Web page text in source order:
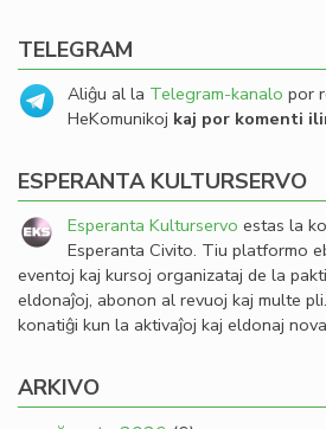
TELEGRAM
Aliĝu al la Telegram-kanalo por
HeKomunikoj kaj por komenti
ESPERANTA KULTURSERVO
Esperanta Kulturservo estas la
Esperanta Civito. Tiu platformo
eventoj kaj kursoj organizataj de la
eldonaĵoj, abonon al revuoj kaj multe
konatiĝi kun la aktivaĵoj kaj eldonaj
ARKIVO